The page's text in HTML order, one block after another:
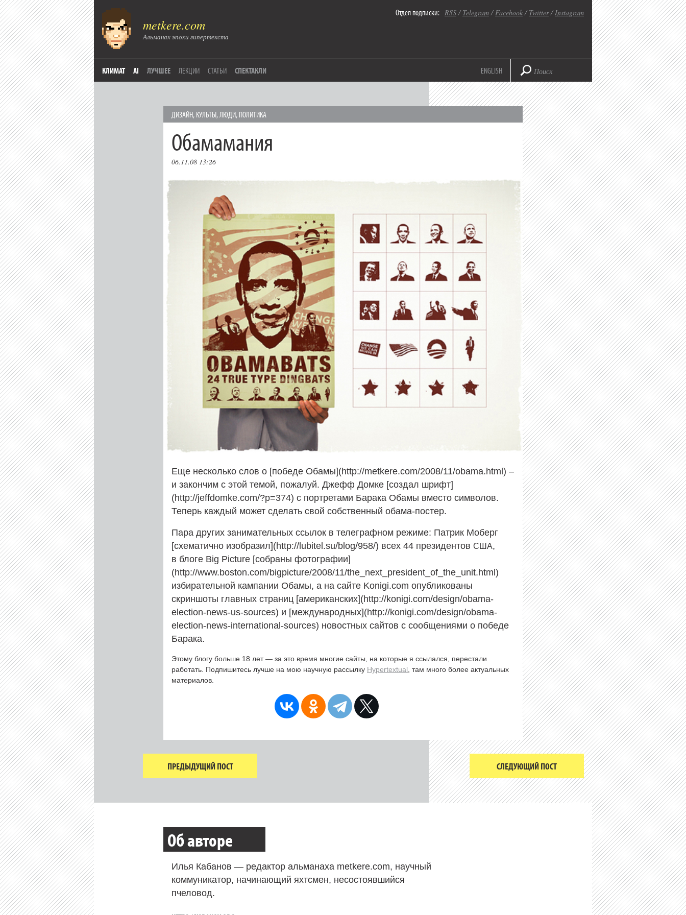
metkere.com
Альманах эпохи гипертекста
Отдел подписки: RSS/ Telegram/Facebook/ Twitter/Instagram
КЛИМАТ AI ЛУЧШЕЕ ЛЕКЦИИ СТАТЬИ СПЕКТАКЛИ ENGLISH
ДИЗАЙН, КУЛЬТЫ,ЛЮДИ, ПОЛИТИКА
Обамамания
06.11.08 13:26
Еще несколько слов о [победе Обамы](http://metkere.com/2008/11/obama.html) –
и закончим с этой темой, пожалуй. Джефф Домке [создал шрифт]
(http://jeffdomke.com/?p=374) с портретами Барака Обамы вместо символов.
Теперь каждый может сделать свой собственный обама-постер.
Пара других занимательных ссылок в телеграфном режиме: Патрик Моберг
[схематично изобразил](http://lubitel.su/blog/958/) всех 44 президентов США,
в блоге Big Picture [собраны фотографии]
(http://www.boston.com/bigpicture/2008/11/the_next_president_of_the_unit.html)
избирательной кампании Обамы, а на сайте Konigi.com опубликованы
скриншоты главных страниц [американских](http://konigi.com/design/obama-
election-news-us-sources) и [международных](http://konigi.com/design/obama-
election-news-international-sources) новостных сайтов с сообщениями о победе
Барака.
Этому блогу больше 18 лет — за это время многие сайты, на которые я ссылался, перестали
работать. Подпишитесь лучше на мою научную рассылку Hypertextual, там много более актуальных
материалов.
ПРЕДЫДУЩИЙ ПОСТ СЛЕДУЮЩИЙ ПОСТ
Об авторе
Илья Кабанов — редактор альманаха metkere.com, научный
коммуникатор, начинающий яхтсмен, несостоявшийся
пчеловод.